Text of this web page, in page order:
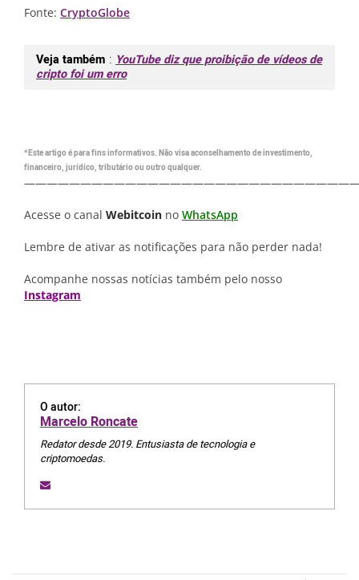
Fonte: CryptoGlobe
Veja também : YouTube diz que proibição de vídeos de
cripto foi um erro
*Este artigo é para fins informativos. Não visa aconselhamento de investimento,
financeiro, jurídico, tributário ou outro qualquer.
Acesse o canal Webitcoin no WhatsApp
Lembre de ativar as notificações para não perder nada!
Acompanhe nossas notícias também pelo nosso
Instagram
O autor:
Marcelo Roncate
Redator desde 2019. Entusiasta de tecnologia e
criptomoedas.